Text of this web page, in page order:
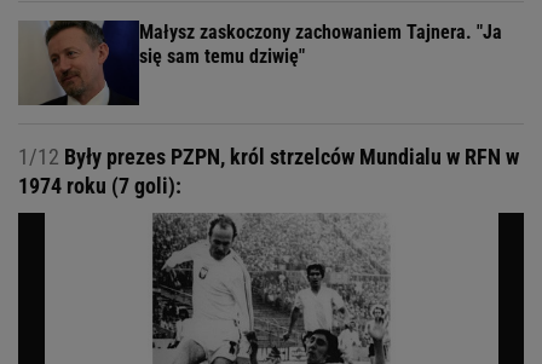
Małysz zaskoczony zachowaniem Tajnera. "Ja
się sam temu dziwię"
1/12 Były prezes PZPN, król strzelców Mundialu w RFN w
1974 roku (7 goli):